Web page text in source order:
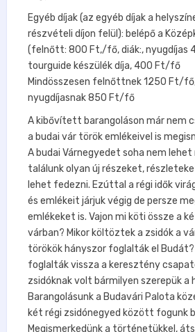
Egyéb díjak (az egyéb díjak a
részvételi díjon felül): belépő a
(felnőtt: 800 Ft,/fő, diák:, nyugdíjas
tourguide készülék díja, 400 Ft/fő
Mindösszesen felnőttnek 1250 Ft/
nyugdíjasnak 850 Ft/fő
A kibővített barangoláson már nem
a budai vár török emlékeivel is
A budai Várnegyedet soha nem lehet
találunk olyan új részeket,
lehet fedezni. Ezúttal a régi idők
és emlékeit járjuk végig de persze
emlékeket is. Vajon mi köti össze a
várban? Mikor költöztek a zsidók a
törökök hányszor foglalták el Budát?
foglalták vissza a keresztény
zsidóknak volt bármilyen szerepük a
Barangolásunk a Budavári Palota
két régi zsidónegyed között fogunk
Megismerkedünk a történetükkel,